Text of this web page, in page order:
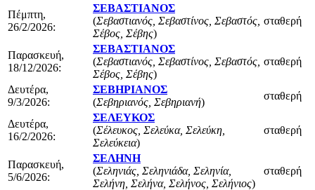
Πέμπτη,
26/2/2026:
ΣΕΒΑΣΤΙΑΝΟΣ
(Σεβαστιανός, Σεβαστίνος, Σεβαστός,
Σέβος, Σέβης)
σταθερή
Παρασκευή,
18/12/2026:
ΣΕΒΑΣΤΙΑΝΟΣ
(Σεβαστιανός, Σεβαστίνος, Σεβαστός,
Σέβος, Σέβης)
σταθερή
Δευτέρα,
9/3/2026:
ΣΕΒΗΡΙΑΝΟΣ
(Σεβηριανός, Σεβηριανή)
σταθερή
Δευτέρα,
16/2/2026:
ΣΕΛΕΥΚΟΣ
(Σέλευκος, Σελεύκα, Σελεύκη,
Σελεύκεια)
σταθερή
Παρασκευή,
5/6/2026:
ΣΕΛΗΝΗ
(Σεληνιάς, Σεληνιάδα, Σεληνία,
Σελήνη, Σελήνα, Σελήνος, Σελήνιος)
σταθερή